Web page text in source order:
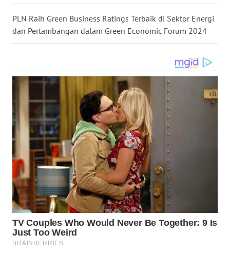
PLN Raih Green Business Ratings Terbaik di Sektor Energi
dan Pertambangan dalam Green Economic Forum 2024
WN
SULSEL
GORONTALO
WN
SULUT
WN
MALUKU
MALUT
WN
DAIRI